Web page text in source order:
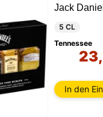
Jack
5 CL
Tennessee
In den